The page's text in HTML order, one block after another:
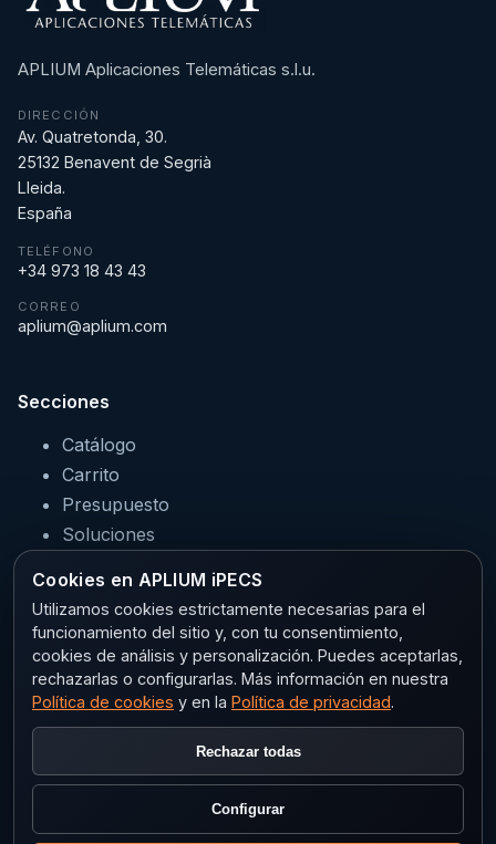
APLIUM Aplicaciones Telemáticas s.l.u.
DIRECCIÓN
Av. Quatretonda, 30.
25132 Benavent de Segrià
Lleida.
España
TELÉFONO
+34 973 18 43 43
CORREO
aplium@aplium.com
Secciones
Catálogo
Carrito
Presupuesto
Soluciones
Sectores
Legal
Aviso legal
Política de cookies
Configurar cookies
Cookies en APLIUM iPECS
Utilizamos cookies estrictamente necesarias para el
funcionamiento del sitio y, con tu consentimiento,
cookies de análisis y personalización. Puedes aceptarlas,
rechazarlas o configurarlas. Más información en nuestra
Política de cookies y en la Política de privacidad.
Rechazar todas
Configurar